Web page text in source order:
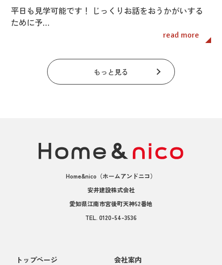
平日も見学可能です！ じっくりお話をおうかがいする
ために予…
read more
もっと見る
Home&nico （ホームアンドニコ）
安井建設株式会社
愛知県江南市宮後町天神52番地
TEL. 0120-54-3536
トップページ 会社案内